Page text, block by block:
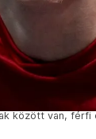
között van,